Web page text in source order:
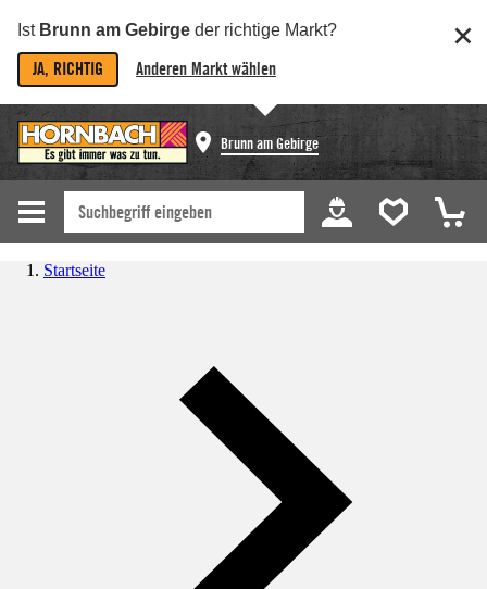
Ist Brunn am Gebirge der richtige Markt?
JA, RICHTIG Anderen Markt wählen
Brunn am Gebirge
Startseite